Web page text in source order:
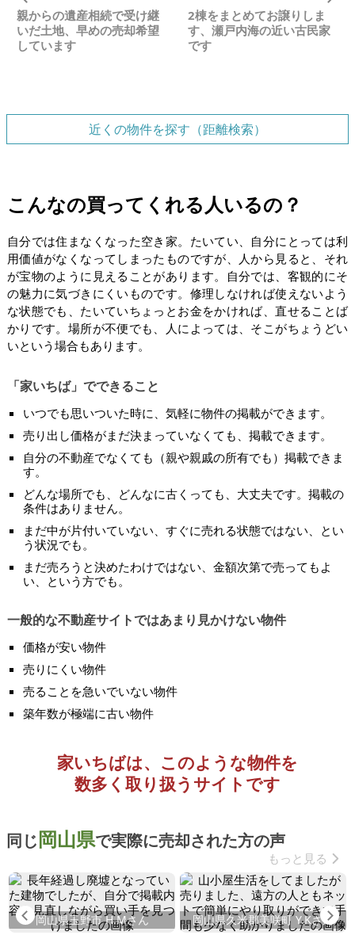
親からの遺産相続で受け継
いだ土地、早めの売却希望
しています
2棟をまとめてお譲りしま
す、瀬戸内海の近い古民家
です
近くの物件を探す（距離検索）
こんなの買ってくれる人いるの？
自分では住まなくなった空き家。たいてい、自分にとっては利
用価値がなくなってしまったものですが、人から見ると、それ
が宝物のように見えることがあります。自分では、客観的にそ
の魅力に気づきにくいものです。修理しなければ使えないよう
な状態でも、たいていちょっとお金をかければ、直せることば
かりです。場所が不便でも、人によっては、そこがちょうどい
いという場合もあります。
「家いちば」でできること
いつでも思いついた時に、気軽に物件の掲載ができます。
売り出し価格がまだ決まっていなくても、掲載できます。
自分の不動産でなくても（親や親戚の所有でも）掲載できま
す。
どんな場所でも、どんなに古くっても、大丈夫です。掲載の
条件はありません。
まだ中が片付いていない、すぐに売れる状態ではない、とい
う状況でも。
まだ売ろうと決めたわけではない、金額次第で売ってもよ
い、という方でも。
一般的な不動産サイトではあまり見かけない物件
価格が安い物件
売りにくい物件
売ることを急いでいない物件
築年数が極端に古い物件
家いちばは、このような物件を
数多く取り扱うサイトです
同じ岡山県で実際に売却された方の声
もっと見る
Previous
岡山県玉野市 H.Mさん 岡山県久米郡美咲町 Y.Kさん